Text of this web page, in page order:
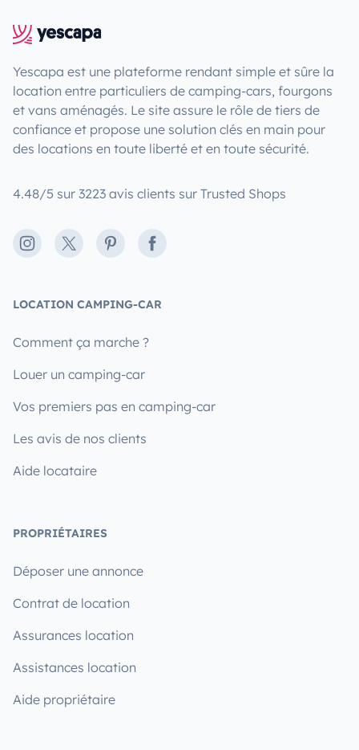
Yescapa est une plateforme rendant simple et sûre la
location entre particuliers de camping-cars, fourgons
et vans aménagés. Le site assure le rôle de tiers de
confiance et propose une solution clés en main pour
des locations en toute liberté et en toute sécurité.
4.48/5 sur 3223 avis clients sur Trusted Shops
Instagram
X PinterestFacebook
LOCATION CAMPING-CAR
Comment ça marche ?
Louer un camping-car
Vos premiers pas en camping-car
Les avis de nos clients
Aide locataire
PROPRIÉTAIRES
Déposer une annonce
Contrat de location
Assurances location
Assistances location
Aide propriétaire